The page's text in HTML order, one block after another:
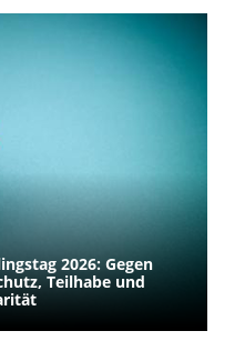
2026: Gegen
Teilhabe und